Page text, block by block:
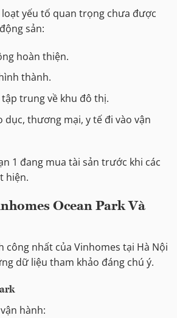
yếu tố quan trọng chưa được
sản:
hoàn thiện.
thành.
tập trung về khu đô thị.
dục, thương mại, y tế đi vào vận
1 đang mua tài sản trước khi các
hiện.
Ocean Park Và
công nhất của Vinhomes tại Hà Nội
dữ liệu tham khảo đáng chú ý.
hành: